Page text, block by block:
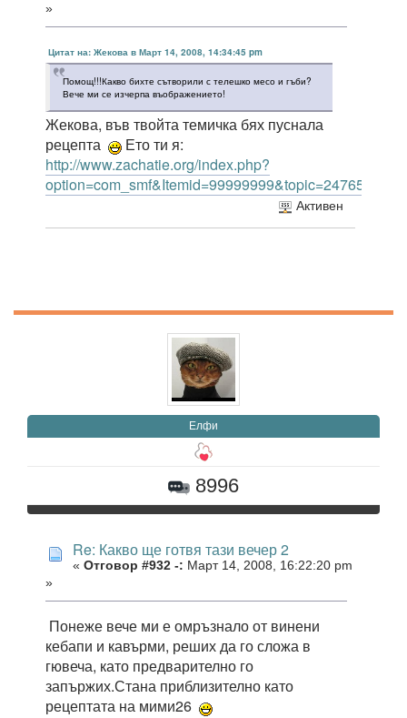
»
Цитат на: Жекова в Март 14, 2008, 14:34:45 pm
Помощ!!!Какво бихте сътворили с телешко месо и гъби?
Вече ми се изчерпа въображението!
Жекова, във твойта темичка бях пуснала
рецепта
Ето ти я:
http://www.zachatie.org/index.php?
Активен
Елфи
8996
Re: Какво ще готвя тази вечер 2
« Отговор #932 -: Март 14, 2008, 16:22:20 pm
»
Понеже вече ми е омръзнало от винени
кебапи и кавърми, реших да го сложа в
гювеча, като предварително го
запържих.Стана приблизително като
рецептата на мими26